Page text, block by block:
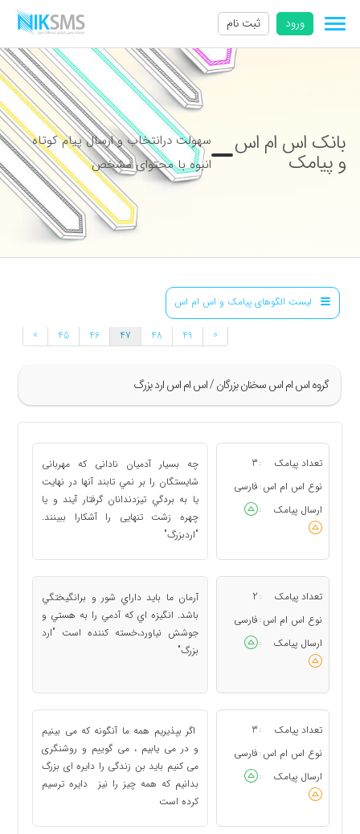
ورود ثبت نام
بانک اس ام اس
و پیامک
سهولت درانتخاب و ارسال پیام کوتاه
انبوه با محتوای مشخص
لیست الگوهای پیامک و اس ام اس
گروه اس ام اس سخنان بزرگان / اس ام اس ارد بزرگ
» 45 46 47 48 49 «
تعداد پیامک :
3
نوع اس ام اس : فارسی
ارسال پیامک
:
چه بسيار آدميان نادانى كه مهربانى
شايستگان را بر نمي تابند آنها در نهايت
يا به بردگي تيزدندانان گرفتار آيند و يا
چهره زشت تنهايى را آشكارا ببينند.
"اردبزرگ"
تعداد پیامک :
2
نوع اس ام اس : فارسی
ارسال پیامک
:
آرمان ما بايد داراي شور و برانگيختگي
باشد. انگيزه اي كه آدمي را به هستي و
جوشش نياورد،خسته كننده است "ارد
بزرگ"
تعداد پیامک :
3
نوع اس ام اس : فارسی
ارسال پیامک
:
اگر بپذیریم همه ما آنگونه که می بینیم
و در می یابیم ، می گوییم و روشنگری
می کنیم باید بن زندگی را دایره ای بزرگ
بدانیم که همه چیز را نیز دایره ترسیم
کرده است